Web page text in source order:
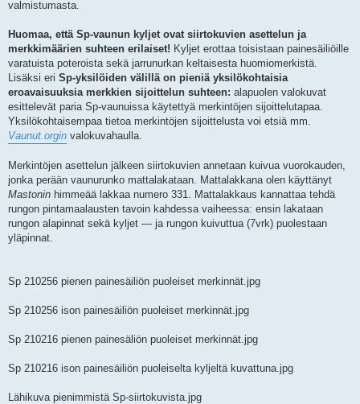
valmistumasta.
Huomaa, että Sp-vaunun kyljet ovat siirtokuvien asettelun ja
merkkimäärien suhteen erilaiset! Kyljet erottaa toisistaan painesäiliöille
varatuista poteroista sekä jarrunurkan keltaisesta huomiomerkistä.
Lisäksi eri Sp-yksilöiden välillä on pieniä yksilökohtaisia
eroavaisuuksia merkkien sijoittelun suhteen: alapuolen valokuvat
esittelevät paria Sp-vaunuissa käytettyä merkintöjen sijoittelutapaa.
Yksilökohtaisempaa tietoa merkintöjen sijoittelusta voi etsiä mm.
Vaunut.orgin valokuvahaulla.
Merkintöjen asettelun jälkeen siirtokuvien annetaan kuivua vuorokauden,
jonka perään vaunurunko mattalakataan. Mattalakkana olen käyttänyt
Mastonin himmeää lakkaa numero 331. Mattalakkaus kannattaa tehdä
rungon pintamaalausten tavoin kahdessa vaiheessa: ensin lakataan
rungon alapinnat sekä kyljet — ja rungon kuivuttua (7vrk) puolestaan
yläpinnat.
Sp 210256 pienen painesäiliön puoleiset merkinnät.jpg
Sp 210256 ison painesäiliön puoleiset merkinnät.jpg
Sp 210216 pienen painesäliön puoleiset merkinnät.jpg
Sp 210216 ison painesäiliön puoleiselta kyljeltä kuvattuna.jpg
Lähikuva pienimmistä Sp-siirtokuvista.jpg